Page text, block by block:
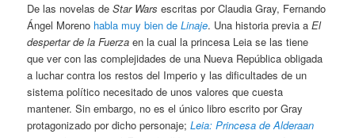
De las novelas deStar Wars escritas por Claudia Gray, Fernando
Ángel Moreno habla muy bien deLinaje. Una historia previa aEl
despertar de la Fuerza en la cual la princesa Leia se las tiene
que ver con las complejidades de una Nueva República obligada
a luchar contra los restos del Imperio y las dificultades de un
sistema político necesitado de unos valores que cuesta
mantener. Sin embargo, no es el único libro escrito por Gray
protagonizado por dicho personaje;Leia: Princesa de Alderaan